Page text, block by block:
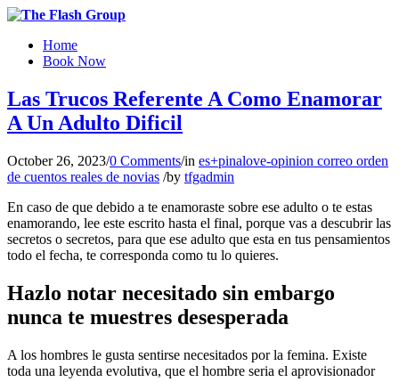
Home
Book Now
Las Trucos Referente A Como Enamorar
A Un Adulto Dificil
October 26, 2023/0 Comments/in es+pinalove-opinion correo orden
de cuentos reales de novias /by tfgadmin
En caso de que debido a te enamoraste sobre ese adulto o te estas
enamorando, lee este escrito hasta el final, porque vas a descubrir las
secretos o secretos, para que ese adulto que esta en tus pensamientos
todo el fecha, te corresponda como tu lo quieres.
Hazlo notar necesitado sin embargo
nunca te muestres desesperada
A los hombres le gusta sentirse necesitados por la femina. Existe
toda una leyenda evolutiva, que el hombre seri­a el aprovisionador